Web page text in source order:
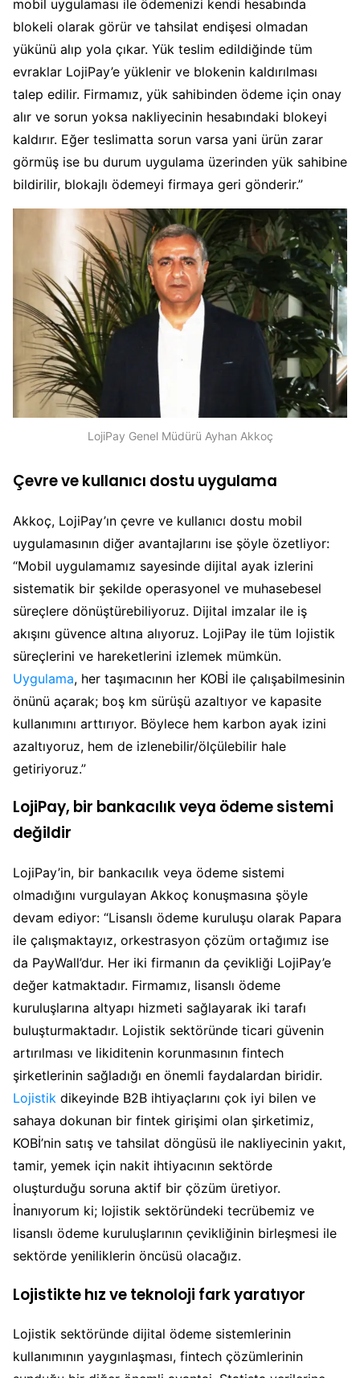
mobil uygulaması ile ödemenizi kendi hesabında
blokeli olarak görür ve tahsilat endişesi olmadan
yükünü alıp yola çıkar. Yük teslim edildiğinde tüm
evraklar LojiPay’e yüklenir ve blokenin kaldırılması
talep edilir. Firmamız, yük sahibinden ödeme için onay
alır ve sorun yoksa nakliyecinin hesabındaki blokeyi
kaldırır. Eğer teslimatta sorun varsa yani ürün zarar
görmüş ise bu durum uygulama üzerinden yük sahibine
bildirilir, blokajlı ödemeyi firmaya geri gönderir.”
LojiPay Genel Müdürü Ayhan Akkoç
Çevre ve kullanıcı dostu uygulama
Akkoç, LojiPay’ın çevre ve kullanıcı dostu mobil
uygulamasının diğer avantajlarını ise şöyle özetliyor:
“Mobil uygulamamız sayesinde dijital ayak izlerini
sistematik bir şekilde operasyonel ve muhasebesel
süreçlere dönüştürebiliyoruz. Dijital imzalar ile iş
akışını güvence altına alıyoruz. LojiPay ile tüm lojistik
süreçlerini ve hareketlerini izlemek mümkün.
Uygulama, her taşımacının her KOBİ ile çalışabilmesinin
önünü açarak; boş km sürüşü azaltıyor ve kapasite
kullanımını arttırıyor. Böylece hem karbon ayak izini
azaltıyoruz, hem de izlenebilir/ölçülebilir hale
getiriyoruz.”
LojiPay, bir bankacılık veya ödeme sistemi
değildir
LojiPay’in, bir bankacılık veya ödeme sistemi
olmadığını vurgulayan Akkoç konuşmasına şöyle
devam ediyor: “Lisanslı ödeme kuruluşu olarak Papara
ile çalışmaktayız, orkestrasyon çözüm ortağımız ise
da PayWall’dur. Her iki firmanın da çevikliği LojiPay’e
değer katmaktadır. Firmamız, lisanslı ödeme
kuruluşlarına altyapı hizmeti sağlayarak iki tarafı
buluşturmaktadır. Lojistik sektöründe ticari güvenin
artırılması ve likiditenin korunmasının fintech
şirketlerinin sağladığı en önemli faydalardan biridir.
Lojistik dikeyinde B2B ihtiyaçlarını çok iyi bilen ve
sahaya dokunan bir fintek girişimi olan şirketimiz,
KOBİ’nin satış ve tahsilat döngüsü ile nakliyecinin yakıt,
tamir, yemek için nakit ihtiyacının sektörde
oluşturduğu soruna aktif bir çözüm üretiyor.
İnanıyorum ki; lojistik sektöründeki tecrübemiz ve
lisanslı ödeme kuruluşlarının çevikliğinin birleşmesi ile
sektörde yeniliklerin öncüsü olacağız.
Lojistikte hız ve teknoloji fark yaratıyor
Lojistik sektöründe dijital ödeme sistemlerinin
kullanımının yaygınlaşması, fintech çözümlerinin